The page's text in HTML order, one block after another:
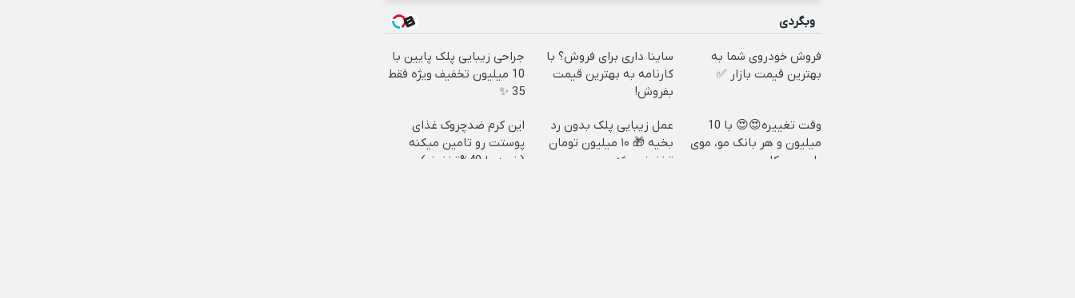
وبگردی
فروش خودروی شما به
بهترین قیمت بازار ✅
ساینا داری برای فروش؟ با
کارنامه به بهترین قیمت
بفروش!
جراحی زیبایی پلک پایین با
10 میلیون تخفیف ویژه فقط
35 ✨
وقت تغییره😍😍 با 10
میلیون و هر بانک مو، موی
طبیعی بکار
عمل زیبایی پلک بدون رد
بخیه 🎁 ۱۰ میلیون تومان
تخفیف ویژه
این کرم ضدچروک غذای
پوستت رو تامین میکنه
(خرید با 40%تخفیف)